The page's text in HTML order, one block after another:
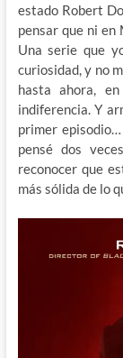
estado Robert
pensar que ni en
Una serie que
curiosidad, y no
hasta ahora,
indiferencia. Y
primer
pensé dos
reconocer que
más sólida de lo